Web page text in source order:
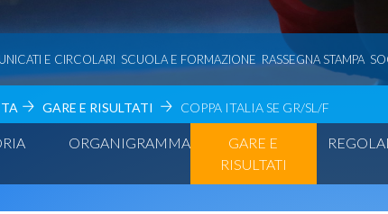
E CIRCOLARI SCUOLA E FORMAZIONE RASSEGNA STAMPA
GARE E RISULTATI COPPA ITALIA SE GR/SL/F
ORGANIGRAMMA
GARE E
RISULTATI